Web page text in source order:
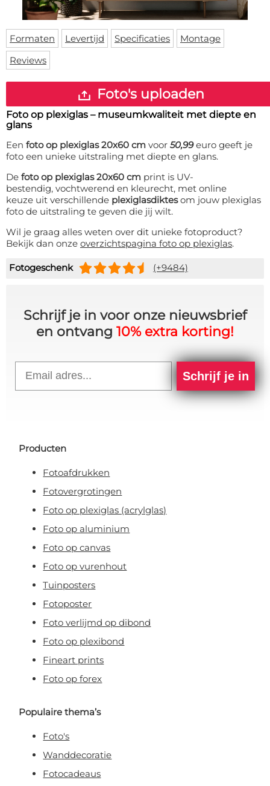
Deurmat
Vloermat
Skateboard deck
Over ons
Levertijden
Inloggen
WhatsApp
Formaten Levertijd Specificaties
Montage
Reviews
Foto's uploaden
Foto op plexiglas – museumkwaliteit met diepte en
glans
Een foto op plexiglas 20x60 cm voor 50,99euro geeft je
foto een unieke uitstraling met diepte en glans.
De foto op plexiglas 20x60 cm print is UV-
bestendig, vochtwerend en kleurecht, met online
keuze uit verschillende plexiglasdiktesom jouw plexiglas
foto de uitstraling te geven die jij wilt.
Wil je graag alles weten over dit unieke fotoproduct?
Bekijk dan onze overzichtspagina foto op plexiglas.
Fotogeschenk (+9484)
Schrijf je in voor onze nieuwsbrief
en ontvang 10% extra korting!
Schrijf je in
Producten
Fotoafdrukken
Fotovergrotingen
Foto op plexiglas (acrylglas)
Foto op aluminium
Foto op canvas
Foto op vurenhout
Tuinposters
Fotoposter
Foto verlijmd op dibond
Foto op plexibond
Fineart prints
Foto op forex
Populaire thema’s
Foto's
Wanddecoratie
Fotocadeaus